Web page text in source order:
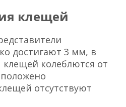
клещей
достигают 3 мм, в
колеблются от
отсутствуют